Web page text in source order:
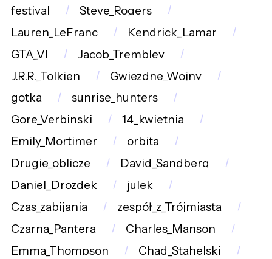
festival
Steve_Rogers
Lauren_LeFranc
Kendrick_Lamar
GTA_VI
Jacob_Trembley
J.R.R._Tolkien
Gwiezdne_Wojny
gotka
sunrise_hunters
Gore_Verbinski
14_kwietnia
Emily_Mortimer
orbita
Drugie_oblicze
David_Sandberg
Daniel_Drozdek
julek
Czas_zabijania
zespół_z_Trójmiasta
Czarna_Pantera
Charles_Manson
Emma_Thompson
Chad_Stahelski